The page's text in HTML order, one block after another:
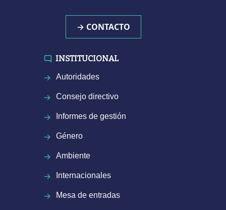
→ CONTACTO
INSTITUCIONAL
Autoridades
Consejo directivo
Informes de gestión
Género
Ambiente
Internacionales
Mesa de entradas